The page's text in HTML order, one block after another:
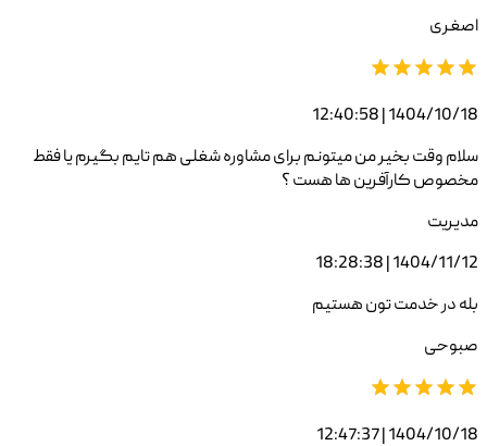
اصغری
1404/10/18 | 12:40:58
سلام وقت بخیر من میتونم برای مشاوره شغلی هم تایم بگیرم یا فقط
مخصوص کارآفرین ها هست ؟
مدیریت
1404/11/12 | 18:28:38
بله در خدمت تون هستیم
صبوحی
1404/10/18 | 12:47:37